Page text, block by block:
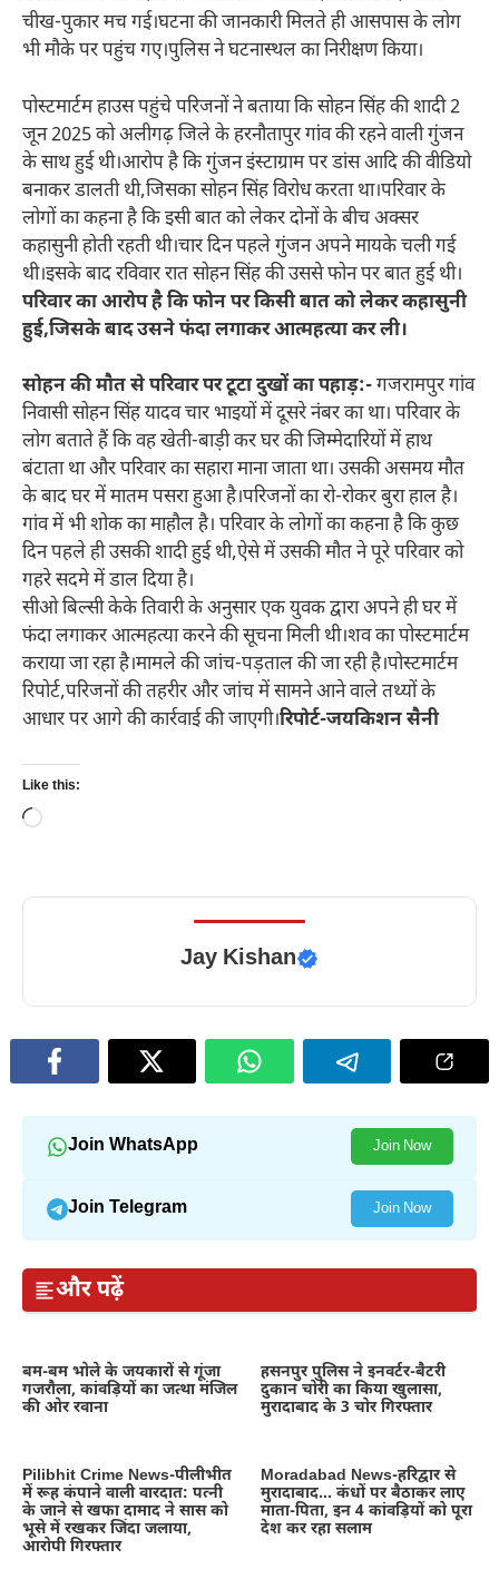
चीख-पुकार मच गई।घटना की जानकारी मिलते ही आसपास के लोग
भी मौके पर पहुंच गए।पुलिस ने घटनास्थल का निरीक्षण किया।
पोस्टमार्टम हाउस पहुंचे परिजनों ने बताया कि सोहन सिंह की शादी 2
जून 2025 को अलीगढ़ जिले के हरनौतापुर गांव की रहने वाली गुंजन
के साथ हुई थी।आरोप है कि गुंजन इंस्टाग्राम पर डांस आदि की वीडियो
बनाकर डालती थी,जिसका सोहन सिंह विरोध करता था।परिवार के
लोगों का कहना है कि इसी बात को लेकर दोनों के बीच अक्सर
कहासुनी होती रहती थी।चार दिन पहले गुंजन अपने मायके चली गई
थी।इसके बाद रविवार रात सोहन सिंह की उससे फोन पर बात हुई थी।
परिवार का आरोप है कि फोन पर किसी बात को लेकर कहासुनी
हुई,जिसके बाद उसने फंदा लगाकर आत्महत्या कर ली।
सोहन की मौत से परिवार पर टूटा दुखों का पहाड़:-गजरामपुर गांव
निवासी सोहन सिंह यादव चार भाइयों में दूसरे नंबर का था। परिवार के
लोग बताते हैं कि वह खेती-बाड़ी कर घर की जिम्मेदारियों में हाथ
बंटाता था और परिवार का सहारा माना जाता था। उसकी असमय मौत
के बाद घर में मातम पसरा हुआ है।परिजनों का रो-रोकर बुरा हाल है।
गांव में भी शोक का माहौल है। परिवार के लोगों का कहना है कि कुछ
दिन पहले ही उसकी शादी हुई थी,ऐसे में उसकी मौत ने पूरे परिवार को
गहरे सदमे में डाल दिया है।
सीओ बिल्सी केके तिवारी के अनुसार एक युवक द्वारा अपने ही घर में
फंदा लगाकर आत्महत्या करने की सूचना मिली थी।शव का पोस्टमार्टम
कराया जा रहा है।मामले की जांच-पड़ताल की जा रही है।पोस्टमार्टम
रिपोर्ट,परिजनों की तहरीर और जांच में सामने आने वाले तथ्यों के
आधार पर आगे की कार्रवाई की जाएगी।रिपोर्ट-जयकिशन सैनी
Like this:
Loading…
Jay Kishan
Join WhatsApp Join Now
Join Telegram Join Now
और पढ़ें
बम-बम भोले के जयकारों से गूंजा
गजरौला, कांवड़ियों का जत्था मंजिल
की ओर रवाना
हसनपुर पुलिस ने इनवर्टर-बैटरी
दुकान चोरी का किया खुलासा,
मुरादाबाद के 3 चोर गिरफ्तार
Pilibhit Crime News-पीलीभीत
में रूह कंपाने वाली वारदात: पत्नी
के जाने से खफा दामाद ने सास को
भूसे में रखकर जिंदा जलाया,
आरोपी गिरफ्तार
Moradabad News-हरिद्वार से
मुरादाबाद… कंधों पर बैठाकर लाए
माता-पिता, इन 4 कांवड़ियों को पूरा
देश कर रहा सलाम